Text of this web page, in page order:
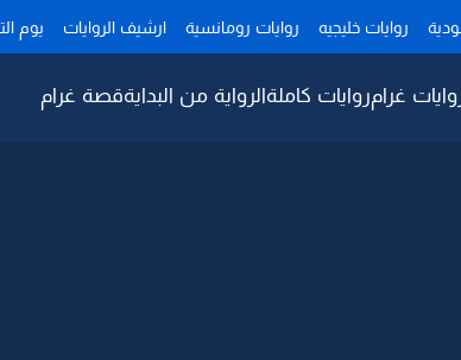
روايات خليجيه روايات رومانسية ارشيف الروايات يوم
غرامروايات كاملةالرواية من البدايةقصة غرام